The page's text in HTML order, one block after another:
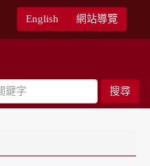
English 網站導覽
搜尋